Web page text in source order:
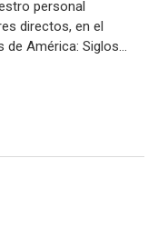
personal
directos, en el
América: Siglos…